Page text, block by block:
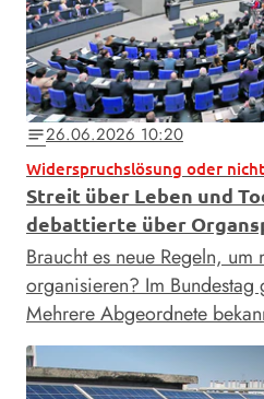
notes26.06.2026 10:20
Widerspruchslösung oder
Streit über Leben und
debattierte über
Braucht es neue Regeln,
organisieren? Im Bundestag
Mehrere Abgeordnete